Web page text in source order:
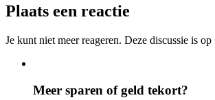
Plaats een reactie
Je kunt niet meer reageren. Deze discussie is
Meer sparen of geld tekort?